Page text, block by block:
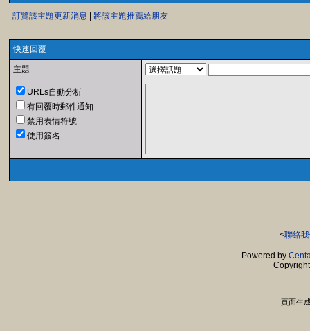
訂覽該主題更新消息 將該主題推薦給朋友
快速回覆
主題
URLs自動分析
有回覆時郵件通知
禁用表情符號
使用簽名
<聯絡
Powered by
頁面生